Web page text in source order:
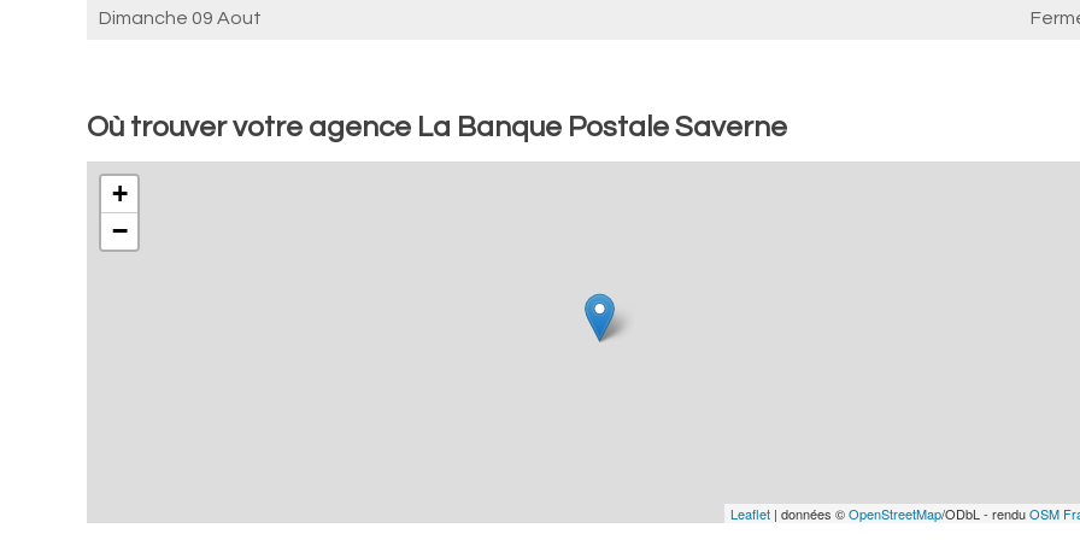
Dimanche 09 Aout
Où trouver votre agence La Banque Postale Saverne
+
−
Leaflet | données ©OpenStreetMap/ODbL - renduOSM